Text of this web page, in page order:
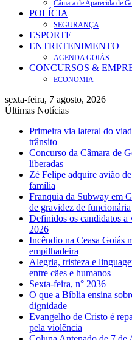
Câmara de Aparecida de
POLÍCIA
SEGURANÇA
ESPORTE
ENTRETENIMENTO
AGENDA GOIÁS
CONCURSOS &
ECONOMIA
sexta-feira, 7 agosto, 2026
Últimas Notícias
Primeira via lateral do
trânsito
Concurso da Câmara de
liberadas
Zé Felipe adquire avião
família
Franquia da Subway em
de gravidez de funcionária
Definidos os candidatos a
2026
Incêndio na Ceasa Goiás
empilhadeira
Alegria, tristeza e
entre cães e humanos
Sexta-feira, n° 2036
O que a Bíblia ensina
dignidade
Evangelho de Cristo é
pela violência